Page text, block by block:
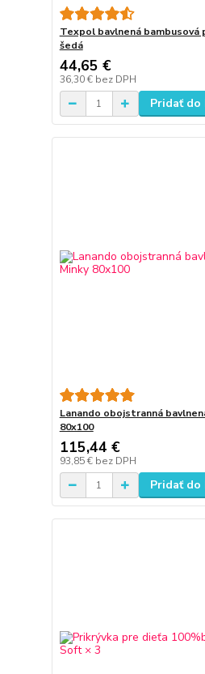
Texpol bavlnená bambusová
šedá
44,65 €
36,30 € bez DPH
Pridať do
Lanando obojstranná
80x100
115,44 €
93,85 € bez DPH
Pridať do